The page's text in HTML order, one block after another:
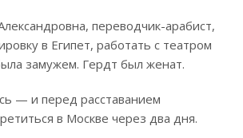
переводчик-арабист,
в Египет, работать с театром
замужем. Гердт был женат.
— и перед расставанием
в Москве через два дня.